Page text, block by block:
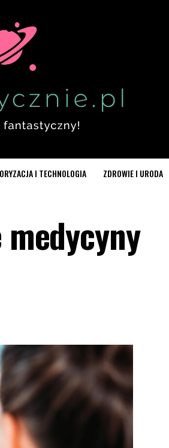
I TECHNOLOGIA ZDROWIE I URODA